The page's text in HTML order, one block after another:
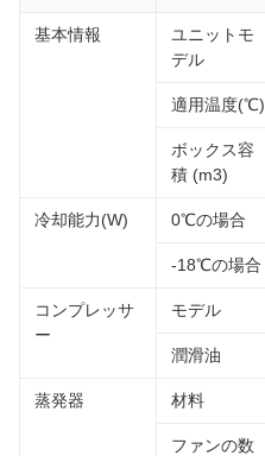
基本情報
ユニットモ
デル
適用温度(℃)
ボックス容
積 (m3)
冷却能力(W) 0℃の場合
-18℃の場合
コンプレッサ
ー
モデル
潤滑油
蒸発器 材料
ファンの数